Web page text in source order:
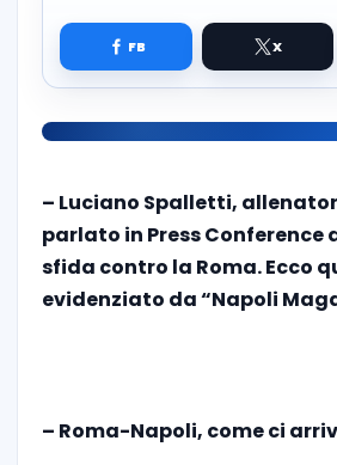
– Luciano Spalletti,
parlato in Press
sfida contro la Roma. Ecco
evidenziato da “Napoli
– Roma-Napoli, come ci